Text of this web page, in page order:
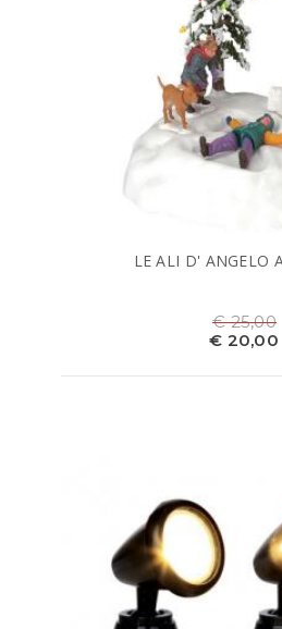
LE ALI D' ANGELO
€ 25,00
€ 20,00